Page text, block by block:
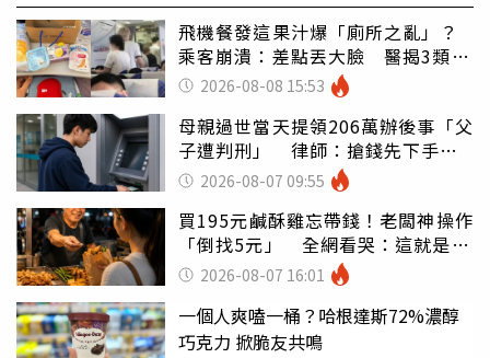
飛機餐發這果汁爆「廁所之亂」？
乘客崩潰：差點丟大臉 醫揭3類人
別亂喝
2026-08-08 15:53
母親過世當天提領206萬辦後事「父
子遭判刑」 律師：搶錢先下手是
罪 2026-08-07 09:55
買195元鹹酥雞忘帶錢！老闆神操作
「倒找5元」 全網看哭：這就是台
灣 2026-08-07 16:01
一個人爽嗑一桶？哈根達斯72%濃醇
巧克力 掀脆友共鳴